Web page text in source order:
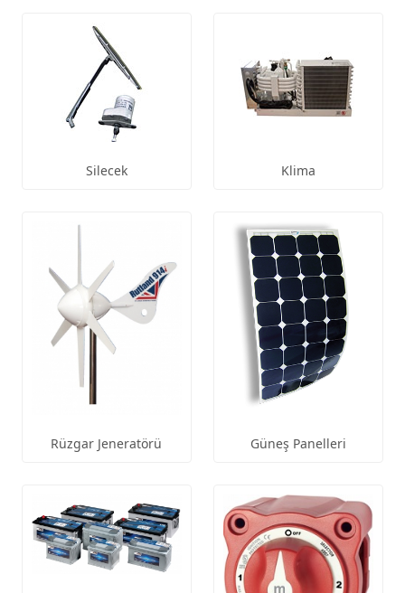
Silecek Klima
Rüzgar Jeneratörü Güneş Panelleri